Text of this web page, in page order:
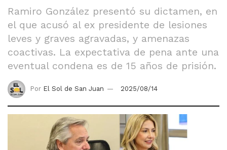
Ramiro González presentó su dictamen, en
el que acusó al ex presidente de lesiones
leves y graves agravadas, y amenazas
coactivas. La expectativa de pena ante una
eventual condena es de 15 años de prisión.
Por El Sol de San Juan 2025/08/14